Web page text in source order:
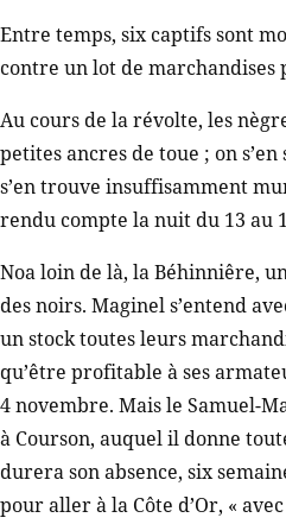
Entre temps, six captifs sont
contre un lot de
Au cours de la révolte, les
petites ancres de toue ; on
s’en trouve insuffisamment
rendu compte la nuit du 13 au
Noa loin de là, la Béhinniêre,
des noirs. Maginel s’entend
un stock toutes leurs
qu’être profitable à ses
4 novembre. Mais le Samuel-
à Courson, auquel il donne
durera son absence, six
pour aller à la Côte d’Or, «